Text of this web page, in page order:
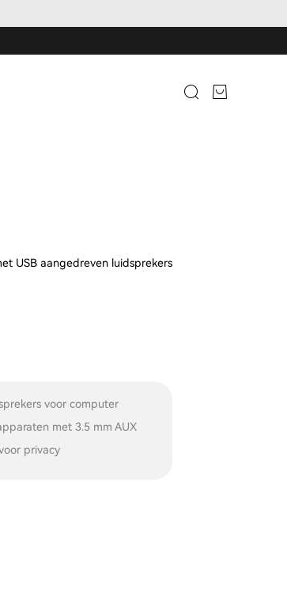
USB aangedreven luidsprekers
voor computer
met 3.5 mm AUX
privacy